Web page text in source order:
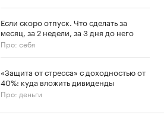
Если скоро отпуск. Что сделать за
месяц, за 2 недели, за 3 дня до него
Про: себя
«Защита от стресса» с доходностью от
40%: куда вложить дивиденды
Про: деньги